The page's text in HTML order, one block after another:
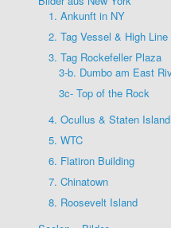
1. Ankunft in NY
2. Tag Vessel & High Line
3. Tag Rockefeller Plaza
3-b. Dumbo am East
3c- Top of the Rock
4. Ocullus & Staten Island
5. WTC
6. Flatiron Building
7. Chinatown
8. Roosevelt Island